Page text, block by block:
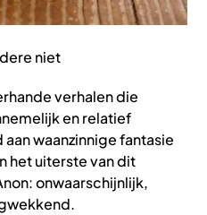
niet
verhalen die
en relatief
waanzinnige fantasie
het uiterste van dit
onwaarschijnlijk,